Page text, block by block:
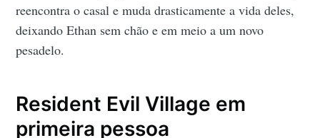
reencontra o casal e muda drasticamente a vida deles,
deixando Ethan sem chão e em meio a um novo
pesadelo.
Resident Evil Village em
primeira pessoa